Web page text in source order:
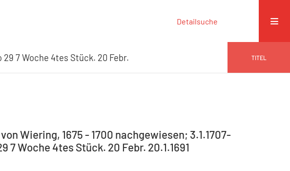
Detailsuche
29 7 Woche 4tes Stück. 20 Febr. TITEL
Wiering, 1675 - 1700 nachgewiesen; 3.1.1707-
7 Woche 4tes Stück. 20 Febr. 20.1.1691